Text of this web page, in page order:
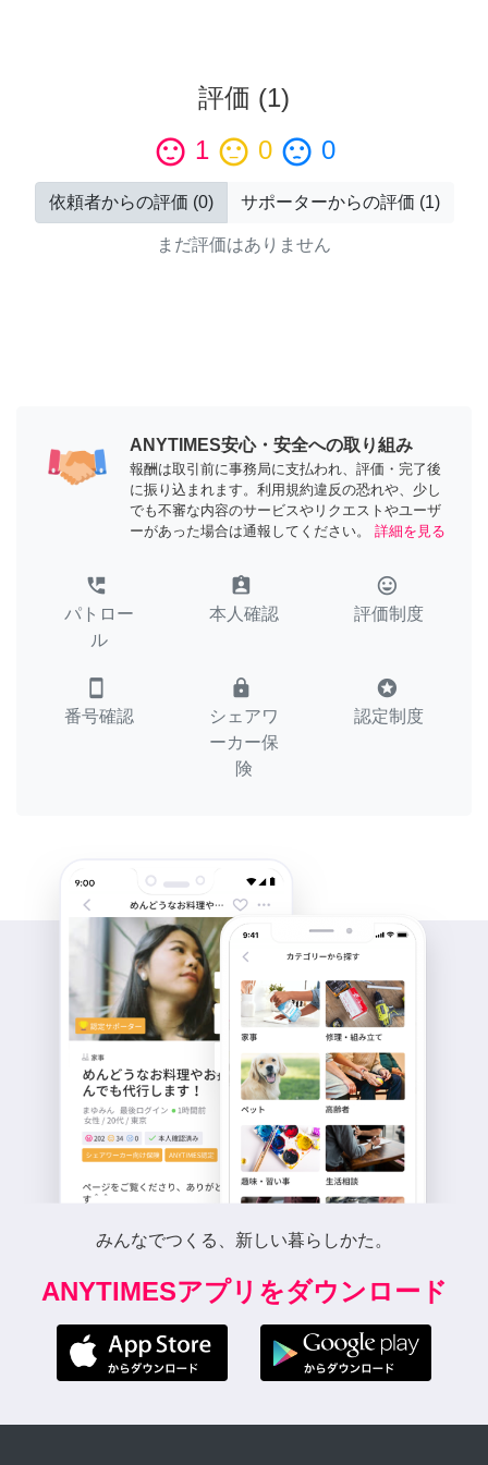
評価 (1)
sentiment_satisfied 1 sentiment_neutral 0 sentiment_dissatisfied 0
依頼者からの評価 (0) サポーターからの評価 (1)
まだ評価はありません
ANYTIMES安心・安全への取り組み
報酬は取引前に事務局に支払われ、評価・完了後
に振り込まれます。利用規約違反の恐れや、少し
でも不審な内容のサービスやリクエストやユーザ
ーがあった場合は通報してください。
詳細を見る
perm_phone_msg
パトロー
ル
assignment_ind
本人確認
tag_faces
評価制度
smartphone
番号確認
lock
シェアワ
ーカー保
険
stars
認定制度
みんなでつくる、新しい暮らしかた。
ANYTIMESアプリをダウンロード